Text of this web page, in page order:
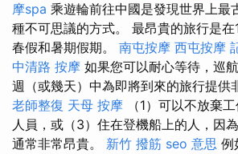
摩spa 乘遊輪前往中國是發現世界上最
種不可思議的方式。 最昂貴的旅行是在
春假和暑期假期。 南屯按摩 西屯按摩
中清路 按摩 如果您可以耐心等待，巡
週（或幾天）中為即將到來的旅行提供
老師整復 天母 按摩 （1）可以不放棄
人員，或（3）住在登機船上的人，因
通常非常昂貴。 新竹 撥筋 seo 意思 例